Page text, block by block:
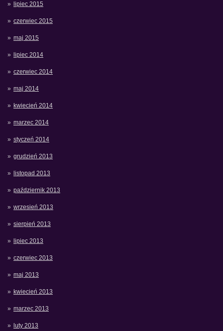
lipiec 2015
czerwiec 2015
maj 2015
lipiec 2014
czerwiec 2014
maj 2014
kwiecień 2014
marzec 2014
styczeń 2014
grudzień 2013
listopad 2013
październik 2013
wrzesień 2013
sierpień 2013
lipiec 2013
czerwiec 2013
maj 2013
kwiecień 2013
marzec 2013
luty 2013